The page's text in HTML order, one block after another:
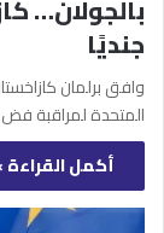
جنديًا
المتحدة لمراقبة
أكمل القراءة